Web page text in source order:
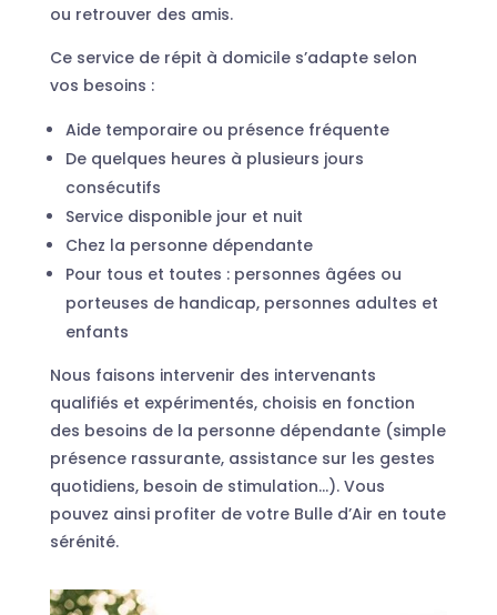
ou retrouver des amis.
Ce service de répit à domicile s’adapte selon
vos besoins :
Aide temporaire ou présence fréquente
De quelques heures à plusieurs jours
consécutifs
Service disponible jour et nuit
Chez la personne dépendante
Pour tous et toutes : personnes âgées ou
porteuses de handicap, personnes adultes et
enfants
Nous faisons intervenir des intervenants
qualifiés et expérimentés, choisis en fonction
des besoins de la personne dépendante (simple
présence rassurante, assistance sur les gestes
quotidiens, besoin de stimulation…). Vous
pouvez ainsi profiter de votre Bulle d’Air en toute
sérénité.